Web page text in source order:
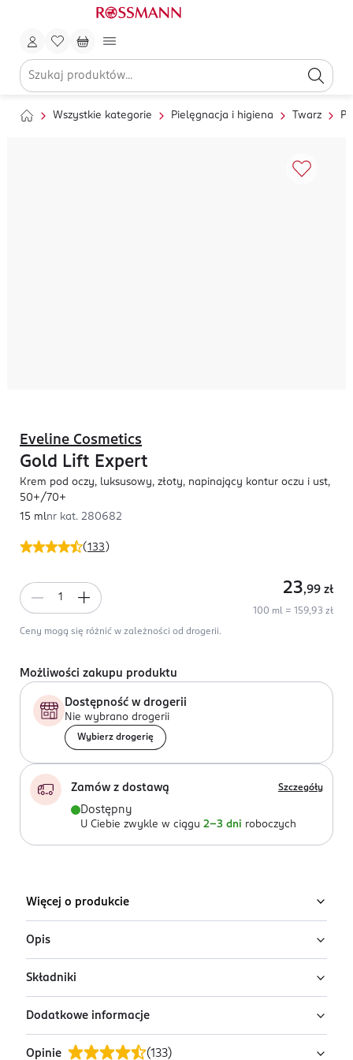
Wszystkie kategorie Pielęgnacja i higiena Twarz
(133 )
Eveline Cosmetics
Gold Lift Expert
Krem pod oczy, luksusowy, złoty, napinający kontur oczu i ust,
50+/70+
15 mlnr kat. 280682
23,99 zł
100 ml = 159,93 zł
Ceny mogą się różnić w zależności od drogerii.
Możliwości zakupu produktu
Dostępność w drogerii
Nie wybrano drogerii
Wybierz drogerię
Zamów z dostawą Szczegóły
Dostępny
U Ciebie zwykle w ciągu 2-3 dni roboczych
Więcej o produkcie
Opis
Zabieg implantacji złotych nici liftingujących to
niekwestionowany hit gabinetów medycyny
estetycznej, będący alternatywą dla inwazyjnych
metod z użyciem skalpela. Umieszczone płytko pod
skórą nici stymulują produkcje kolagenu i elastyny, w
Składniki
Ingredients: : AQUA, ISOPROPYL MYRISTATE, GLYCERIN,
CETEARYL ALCOHOL, ETHYLHEXYL
METHOXYCINNAMATE, PARAFFINUM LIQUIDUM,
Dodatkowe informacje
PRZYGOTOWANIE I STOSOWANIE
Opinie (133)